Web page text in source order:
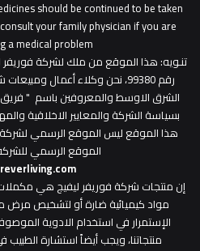
should be continued to be taken
your family physician if you are
a medical problem.
تنـويه: هذا الموقع من ملك لشركة
رقم 99380، نحن وكلاء أعمال
الشرق الاوسط والمعروفين باسم " فريق
بسياسة الشركة والمعايير الاخلاقية
هذا الموقع ليس الموقع الرسمي لشركة
الموقع الرسمي
​إن منتجات شركة فوريفر ليفيج هي
مواد كيميائية ضارة أو لتشخيص مرض
الإستمرار في استخدام الادوية
منتجاتنا، ويجب أيضاً استشارة